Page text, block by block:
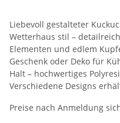
Liebevoll gestalteter
Wetterhaus stil –
Elementen und edlem
Geschenk oder Deko für
Halt – hochwertiges
Verschiedene Designs
Preise nach Anmeldung